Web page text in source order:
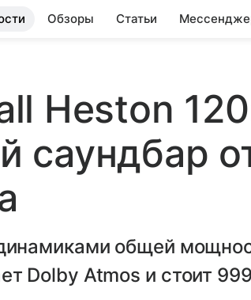
Обзоры Статьи
Heston
саундбар
общей
Dolby Atmos и стоит